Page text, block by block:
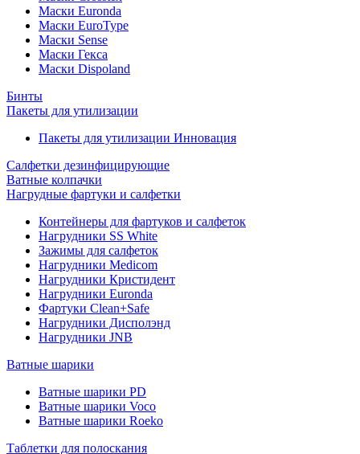
Маски Euronda
Маски EuroType
Маски Sense
Маски Гекса
Маски Dispoland
Бинты
Пакеты для утилизации
Пакеты для утилизации Инновация
Салфетки дезинфицирующие
Ватные колпачки
Нагрудные фартуки и салфетки
Контейнеры для фартуков и салфеток
Нагрудники SS White
Зажимы для салфеток
Нагрудники Medicom
Нагрудники Кристидент
Нагрудники Euronda
Фартуки Clean+Safe
Нагрудники Дисполэнд
Нагрудники JNB
Ватные шарики
Ватные шарики PD
Ватные шарики Voco
Ватные шарики Roeko
Таблетки для полоскания